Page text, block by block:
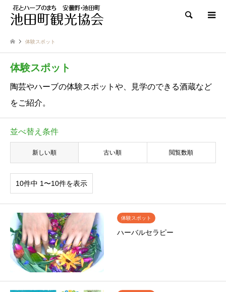
検索
体験スポット
体験スポット
陶芸やハーブの体験スポットや、見学のできる酒蔵など
をご紹介。
並べ替え条件
新しい順 古い順 閲覧数順
10件中 1〜10件を表示
体験スポット
ハーバルセラピー